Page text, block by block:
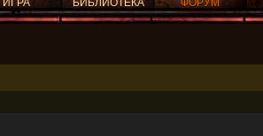
ИГРА БИБЛИОТЕКА ФОРУМ